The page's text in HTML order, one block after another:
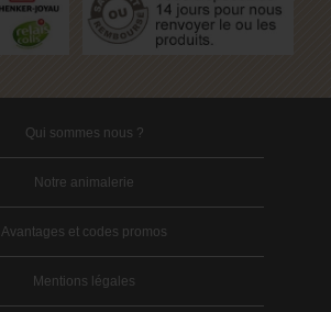
Qui sommes nous ?
Notre animalerie
Avantages et codes promos
Mentions légales